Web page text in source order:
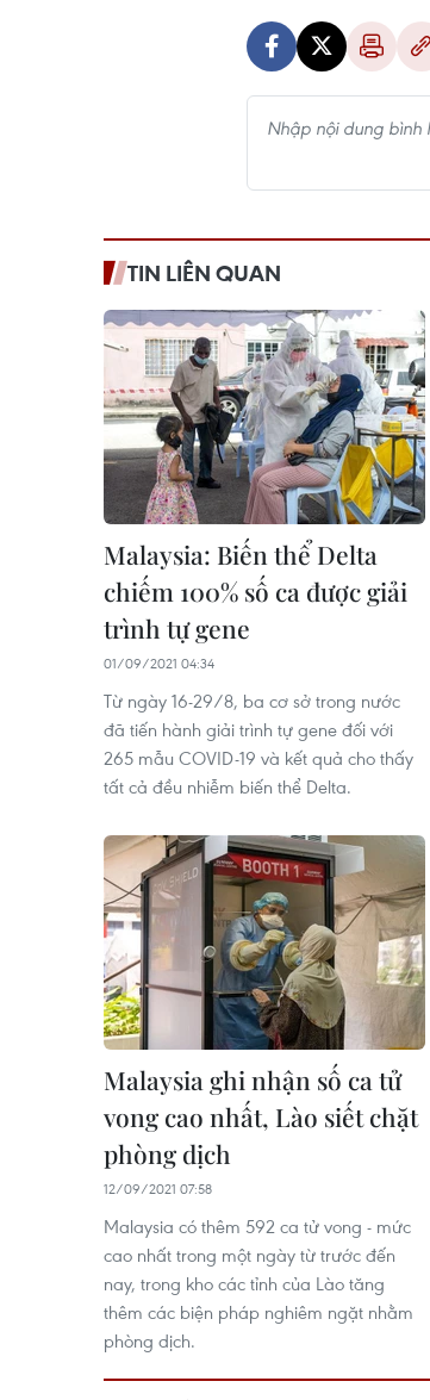
TIN LIÊN QUAN
Malaysia: Biến thể Delta
chiếm 100% số ca được giải
trình tự gene
01/09/2021 04:34
Từ ngày 16-29/8, ba cơ sở trong nước
đã tiến hành giải trình tự gene đối với
265 mẫu COVID-19 và kết quả cho thấy
tất cả đều nhiễm biến thể Delta.
Malaysia ghi nhận số ca tử
vong cao nhất, Lào siết chặt
phòng dịch
12/09/2021 07:58
Malaysia có thêm 592 ca tử vong - mức
cao nhất trong một ngày từ trước đến
nay, trong kho các tỉnh của Lào tăng
thêm các biện pháp nghiêm ngặt nhằm
phòng dịch.